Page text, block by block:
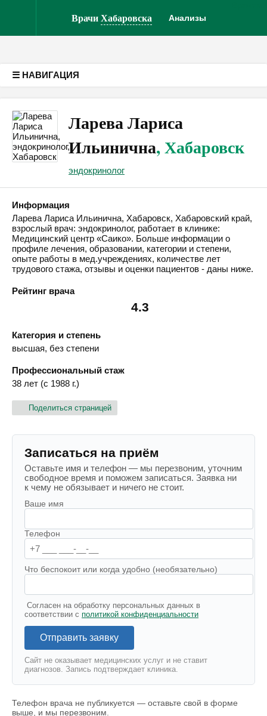
ВрачиХабаровска Анализы
☰ НАВИГАЦИЯ
Ларева Лариса
Ильинична, Хабаровск
эндокринолог
Информация
Ларева Лариса Ильинична, Хабаровск, Хабаровский край,
взрослый врач: эндокринолог, работает в клинике:
Медицинский центр «Саико». Больше информации о
профиле лечения, образовании, категории и степени,
опыте работы в мед.учреждениях, количестве лет
трудового стажа, отзывы и оценки пациентов - даны ниже.
Рейтинг врача
4.3
Категория и степень
высшая, без степени
Профессиональный стаж
38 лет (с 1988 г.)
Поделиться страницей
Записаться на приём
Оставьте имя и телефон — мы перезвоним, уточним
свободное время и поможем записаться. Заявка ни
к чему не обязывает и ничего не стоит.
Ваше имя
Телефон
Что беспокоит или когда удобно (необязательно)
Согласен на обработку персональных данных в
соответствии с политикой конфиденциальности
Отправить заявку
Сайт не оказывает медицинских услуг и не ставит
диагнозов. Запись подтверждает клиника.
Телефон врача не публикуется — оставьте свой в форме
выше, и мы перезвоним.